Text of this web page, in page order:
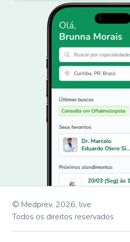
© Medprev, 2026, live
Todos os direitos reservados